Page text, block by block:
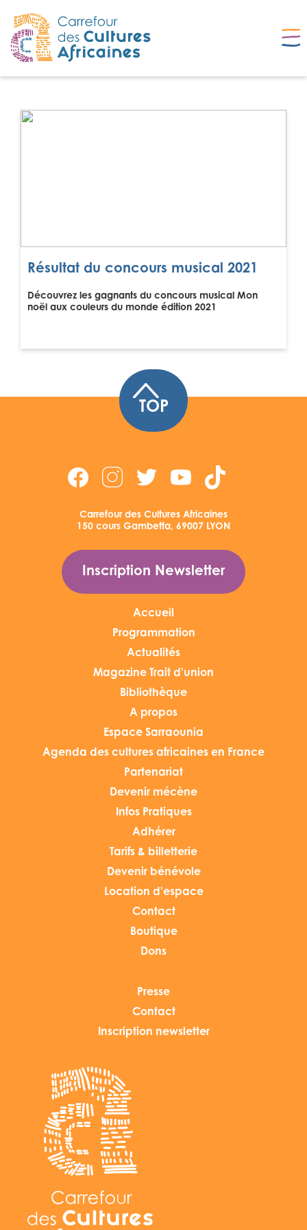
Résultat du concours musical 2021
Découvrez les gagnants du concours musical Mon
noël aux couleurs du monde édition 2021
TOP
Carrefour des Cultures Africaines
150 cours Gambetta, 69007 LYON
Inscription Newsletter
Accueil
Programmation
Actualités
Magazine Trait d'union
Bibliothèque
A propos
Espace Sarraounia
Agenda des cultures africaines en France
Partenariat
Devenir mécène
Infos Pratiques
Adhérer
Tarifs & billetterie
Devenir bénévole
Location d'espace
Contact
Boutique
Dons
Presse
Contact
Inscription newsletter